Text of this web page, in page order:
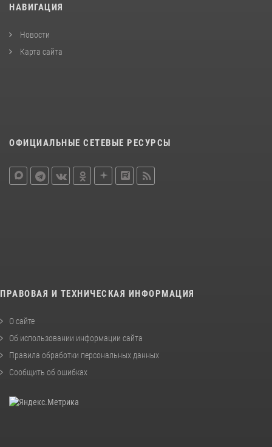
НАВИГАЦИЯ
Новости
Карта сайта
ОФИЦИАЛЬНЫЕ СЕТЕВЫЕ РЕСУРСЫ
ПРАВОВАЯ И ТЕХНИЧЕСКАЯ ИНФОРМАЦИЯ
О сайте
Об использовании информации сайта
Правила обработки персональных данных
Сообщить об ошибках